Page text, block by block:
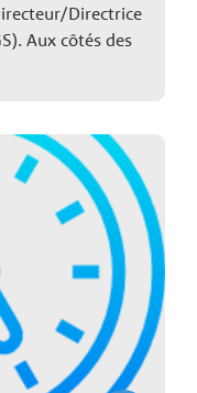
Directrice
Aux côtés des